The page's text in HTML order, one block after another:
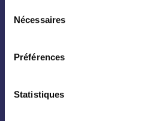
Nécessaires
Préférences
Statistiques
Fruitiers
Rosiers